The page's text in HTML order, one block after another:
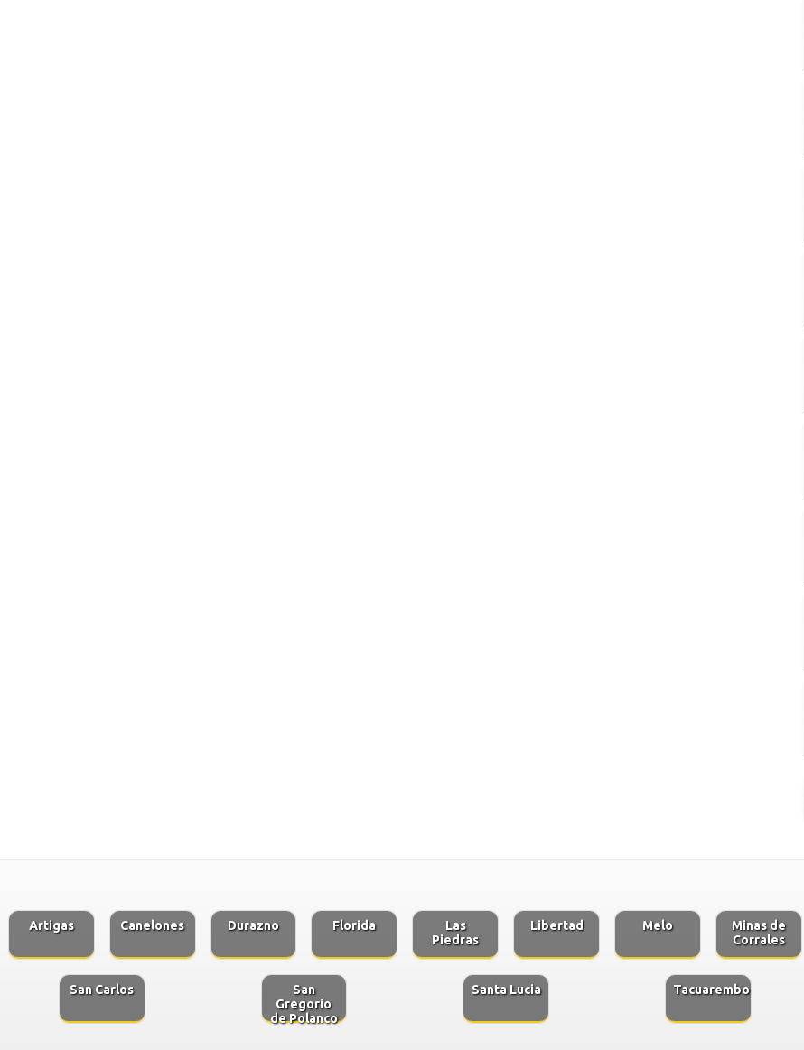
Artigas Canelones Durazno Florida
Las
Piedras
Libertad Melo
Minas de
Corrales
San Carlos
San
Gregorio
de Polanco
Santa Lucia Tacuarembo